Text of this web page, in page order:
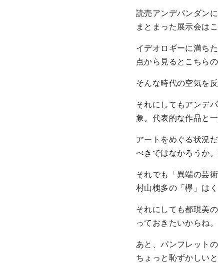
読売アンデパンダン
まとまった展示会は
イデオロギーに満ち
点から見るとこちら
そんな時代の空気を
それにしてもアンデ
象。代表的な作品と
アートをめぐる状況
べきではなかろうか
それでも「異端の芸
村山槐多の「欅」は
それにしても都現美
っておきたいからね。
あと、パンフレット
ちょっと恥ずかしいと